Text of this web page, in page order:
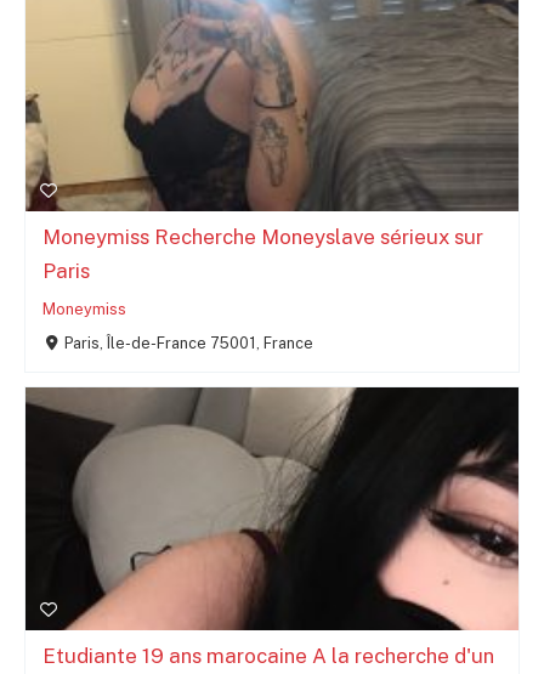
Moneymiss Recherche Moneyslave sérieux sur
Paris
Moneymiss
Paris, Île-de-France 75001, France
Etudiante 19 ans marocaine A la recherche d'un